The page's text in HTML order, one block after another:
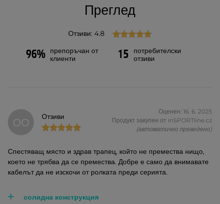
Преглед
Отзиви: 4.8
96%
препоръчан от
клиенти
15
потребителски
отзиви
ОО Отзиви
Оценен: 16. 6. 2025
Продукт закупен от inSPORTline.cz
(автоматично преведено)
Спестяващ място и здрав трапец, който не премества нищо,
което не трябва да се премества. Добре е само да внимавате
кабелът да не изскочи от ролката преди серията.
солидна конструкция